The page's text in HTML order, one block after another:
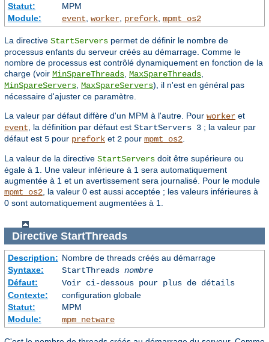
Statut:
MPM
Module:
event, worker, prefork, mpmt_os2
La directive StartServers permet de définir le nombre de
processus enfants du serveur créés au démarrage. Comme le
nombre de processus est contrôlé dynamiquement en fonction de la
charge (voir MinSpareThreads, MaxSpareThreads,
MinSpareServers, MaxSpareServers), il n'est en général pas
nécessaire d'ajuster ce paramètre.
La valeur par défaut diffère d'un MPM à l'autre. Pour worker et
event, la définition par défaut est StartServers 3 ; la valeur par
défaut est 5 pour prefork et 2 pour mpmt_os2.
La valeur de la directive StartServers doit être supérieure ou
égale à 1. Une valeur inférieure à 1 sera automatiquement
augmentée à 1 et un avertissement sera journalisé. Pour le module
mpmt_os2, la valeur 0 est aussi acceptée ; les valeurs inférieures à
0 sont automatiquement augmentées à 1.
Directive StartThreads
Description: Nombre de threads créés au démarrage
Syntaxe:
StartThreads nombre
Défaut:
Voir ci-dessous pour plus de détails
Contexte:
configuration globale
Statut:
MPM
Module:
mpm_netware